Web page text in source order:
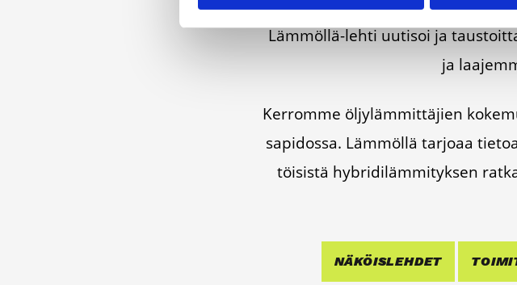
Läm­möl­lä on
Läm­möl­lä-leh­ti uuti­soi ja
ja
Ker­rom­me öljy­läm­mit­tä­jien
sa­pi­dos­sa. Läm­möl­lä tar­jo­aa
töi­sis­tä hybri­di­läm­mi­tyk­sen
NÄKÖIS­LEH­DET